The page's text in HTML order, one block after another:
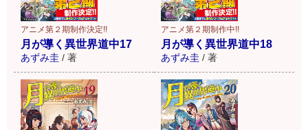
アニメ第２期制作決定!!
月が導く異世界道中17
あずみ圭 / 著
アニメ第２期制作中!!
月が導く異世界道中18
あずみ圭 / 著